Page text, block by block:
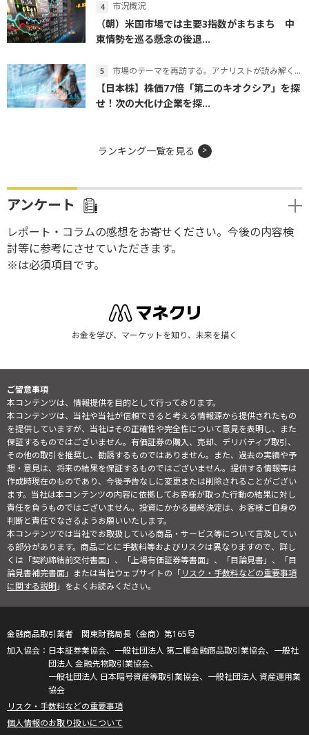
市況概況
（朝）米国市場では主要3指数がまちまち 中
東情勢を巡る懸念の後退...
市場のテーマを再訪する。アナリストが読み解くテーマの本質
【日本株】株価77倍「第二のキオクシア」を探
せ！次の大化け企業を探...
ランキング一覧を見る
アンケート
レポート・コラムの感想をお寄せください。今後の内容検
討等に参考にさせていただきます。
※は必須項目です。
お金を学び、マーケットを知り、未来を描く
ご留意事項
本コンテンツは、情報提供を目的として行っております。
本コンテンツは、当社や当社が信頼できると考える情報源から提供されたもの
を提供していますが、当社はその正確性や完全性について意見を表明し、また
保証するものではございません。有価証券の購入、売却、デリバティブ取引、
その他の取引を推奨し、勧誘するものではありません。また、過去の実績や予
想・意見は、将来の結果を保証するものではございません。提供する情報等は
作成時現在のものであり、今後予告なしに変更または削除されることがござい
ます。当社は本コンテンツの内容に依拠してお客様が取った行動の結果に対し
責任を負うものではございません。投資にかかる最終決定は、お客様ご自身の
判断と責任でなさるようお願いいたします。
本コンテンツでは当社でお取扱している商品・サービス等について言及してい
る部分があります。商品ごとに手数料等およびリスクは異なりますので、詳し
くは「契約締結前交付書面」、「上場有価証券等書面」、「目論見書」、「目
論見書補完書面」または当社ウェブサイトの「リスク・手数料などの重要事項
に関する説明」をよくお読みください。
金融商品取引業者 関東財務局長（金商）第165号
日本証券業協会、一般社団法人 第二種金融商品取引業協会、一般社
団法人 金融先物取引業協会、
一般社団法人 日本暗号資産等取引業協会、一般社団法人 資産運用業
協会
リスク・手数料などの重要事項
個人情報のお取り扱いについて